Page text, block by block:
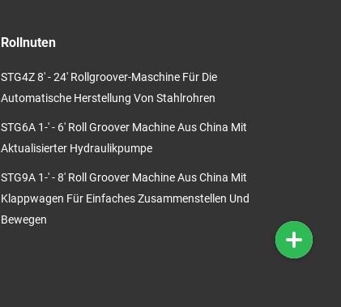
Rollnuten
STG4Z 8' - 24' Rollgroover-Maschine Für Die
Automatische Herstellung Von Stahlrohren
STG6A 1-' - 6' Roll Groover Machine Aus China Mit
Aktualisierter Hydraulikpumpe
STG9A 1-' - 8' Roll Groover Machine Aus China Mit
Klappwagen Für Einfaches Zusammenstellen Und
Bewegen